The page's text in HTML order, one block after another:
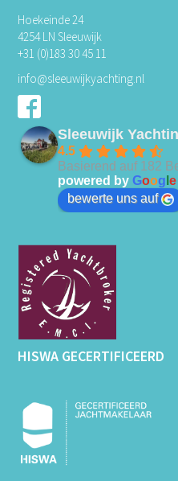
Hoekeinde 24
4254 LN Sleeuwijk
+31 (0)183 30 45 11
info@sleeuwijkyachting.nl
Sleeuwijk
4.5
Basierend auf 182
powered byGoog le
bewerte uns auf
HISWA GECERTIFICEERD